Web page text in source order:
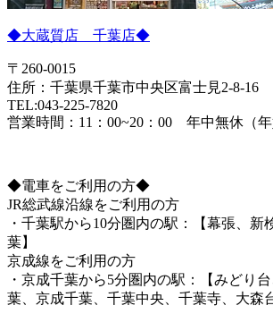
◆大蔵質店 千葉店◆
〒260-0015
住所：千葉県千葉市中央区富士見2-8-16
TEL:043-225-7820
営業時間：11：00~20：00 年中無休（年
◆電車をご利用の方◆
JR総武線沿線をご利用の方
・千葉駅から10分圏内の駅：【幕張、新
葉】
京成線をご利用の方
・京成千葉から5分圏内の駅：【みどり
葉、京成千葉、千葉中央、千葉寺、大森